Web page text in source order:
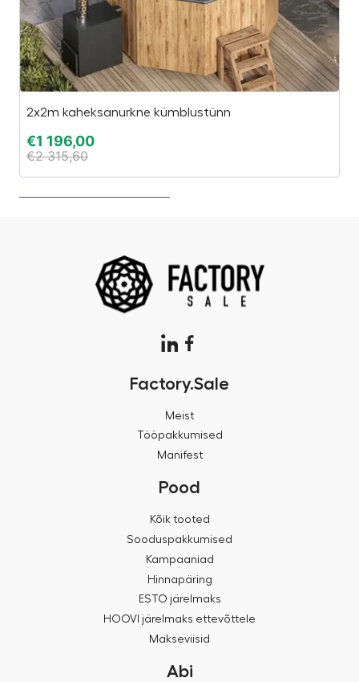
2x2m kaheksanurkne kümblustünn
€1 196,00
€2 315,60
Factory.Sale
Meist
Tööpakkumised
Manifest
Pood
Kõik tooted
Sooduspakkumised
Kampaaniad
Hinnapäring
ESTO järelmaks
HOOVI järelmaks ettevõttele
Makseviisid
Abi